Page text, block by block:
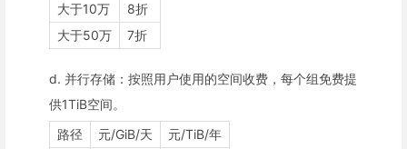
大于10万
8折
大于50万
7折
d. 并行存储：按照用户使用的空间收费，每个组免费提
供1TiB空间。
路径
元/GiB/天 元/TiB/年